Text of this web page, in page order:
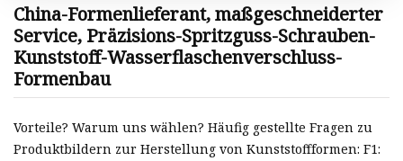
China-Formenlieferant, maßgeschneiderter
Service, Präzisions-Spritzguss-Schrauben-
Kunststoff-Wasserflaschenverschluss-
Formenbau
Vorteile? Warum uns wählen? Häufig gestellte Fragen zu
Produktbildern zur Herstellung von Kunststoffformen: F1: